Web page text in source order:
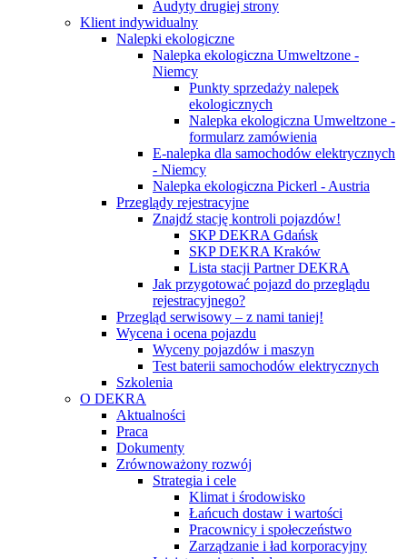
Audyty drugiej strony
Klient indywidualny
Nalepki ekologiczne
Nalepka ekologiczna Umweltzone -
Niemcy
Punkty sprzedaży nalepek
ekologicznych
Nalepka ekologiczna Umweltzone -
formularz zamówienia
E-nalepka dla samochodów elektrycznych
- Niemcy
Nalepka ekologiczna Pickerl - Austria
Przeglądy rejestracyjne
Znajdź stację kontroli pojazdów!
SKP DEKRA Gdańsk
SKP DEKRA Kraków
Lista stacji Partner DEKRA
Jak przygotować pojazd do przeglądu
rejestracyjnego?
Przegląd serwisowy – z nami taniej!
Wycena i ocena pojazdu
Wyceny pojazdów i maszyn
Test baterii samochodów elektrycznych
Szkolenia
O DEKRA
Aktualności
Praca
Dokumenty
Zrównoważony rozwój
Strategia i cele
Klimat i środowisko
Łańcuch dostaw i wartości
Pracownicy i społeczeństwo
Zarządzanie i ład korporacyjny